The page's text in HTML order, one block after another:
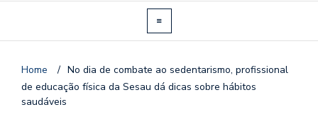
Home / No dia de combate ao sedentarismo, profissional
de educação física da Sesau dá dicas sobre hábitos
saudáveis